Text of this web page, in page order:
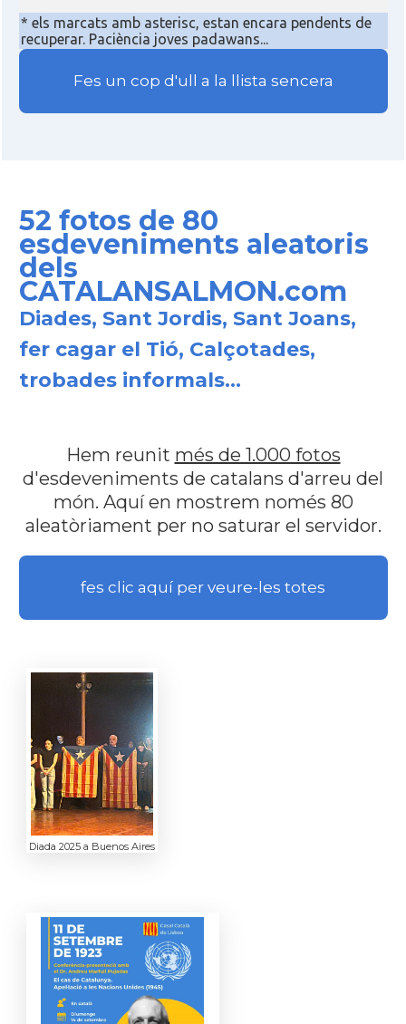
* els marcats amb asterisc, estan encara pendents de
recuperar. Paciència joves padawans...
Fes un cop d'ull a la llista sencera
52 fotos de 80
esdeveniments aleatoris
dels
CATALANSALMON.com
Diades, Sant Jordis, Sant Joans,
fer cagar el Tió, Calçotades,
trobades informals...
Hem reunit més de 1.000 fotos
d'esdeveniments de catalans d'arreu del
món. Aquí en mostrem només 80
aleatòriament per no saturar el servidor.
fes clic aquí per veure-les totes
Diada 2025 a Buenos Aires